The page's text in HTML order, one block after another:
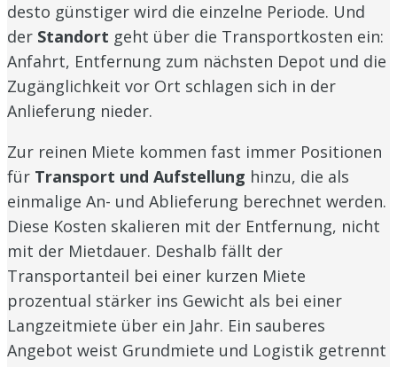
desto günstiger wird die einzelne Periode. Und
der Standort geht über die Transportkosten ein:
Anfahrt, Entfernung zum nächsten Depot und die
Zugänglichkeit vor Ort schlagen sich in der
Anlieferung nieder.
Zur reinen Miete kommen fast immer Positionen
für Transport und Aufstellung hinzu, die als
einmalige An- und Ablieferung berechnet werden.
Diese Kosten skalieren mit der Entfernung, nicht
mit der Mietdauer. Deshalb fällt der
Transportanteil bei einer kurzen Miete
prozentual stärker ins Gewicht als bei einer
Langzeitmiete über ein Jahr. Ein sauberes
Angebot weist Grundmiete und Logistik getrennt